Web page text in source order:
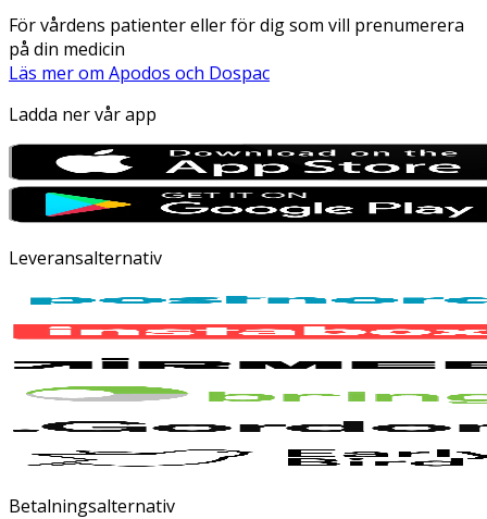
För vårdens patienter eller för dig som vill prenumerera
på din medicin
Läs mer om Apodos och Dospac
Ladda ner vår app
Leveransalternativ
Betalningsalternativ